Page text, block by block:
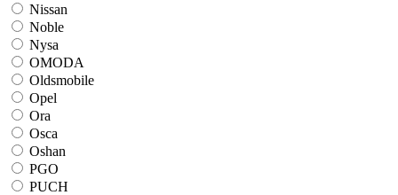
Nissan
Noble
Nysa
OMODA
Oldsmobile
Opel
Ora
Osca
Oshan
PGO
PUCH